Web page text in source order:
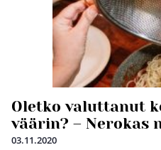
Oletko valuttanut
väärin? – Nerokas
03.11.2020